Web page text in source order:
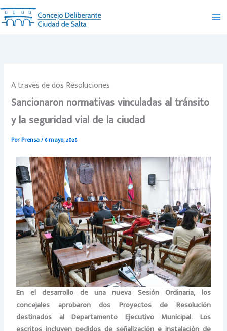
Ir
al
contenido
A través de dos Resoluciones
Sancionaron normativas vinculadas al tránsito
y la seguridad vial de la ciudad
PorPrensa/6 mayo, 2026
En el desarrollo de una nueva Sesión Ordinaria, los
concejales aprobaron dos Proyectos de Resolución
destinados al Departamento Ejecutivo Municipal. Los